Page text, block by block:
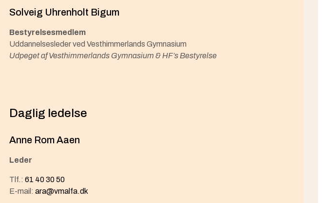
Solveig Uhrenholt Bigum
Bestyrelsesmedlem
Uddannelsesleder ved Vesthimmerlands Gymnasium
Udpeget af Vesthimmerlands Gymnasium & HF’s Bestyrelse
Daglig ledelse
Anne Rom Aaen
Leder
Tlf.: 61 40 30 50
E-mail: ara@vmalfa.dk